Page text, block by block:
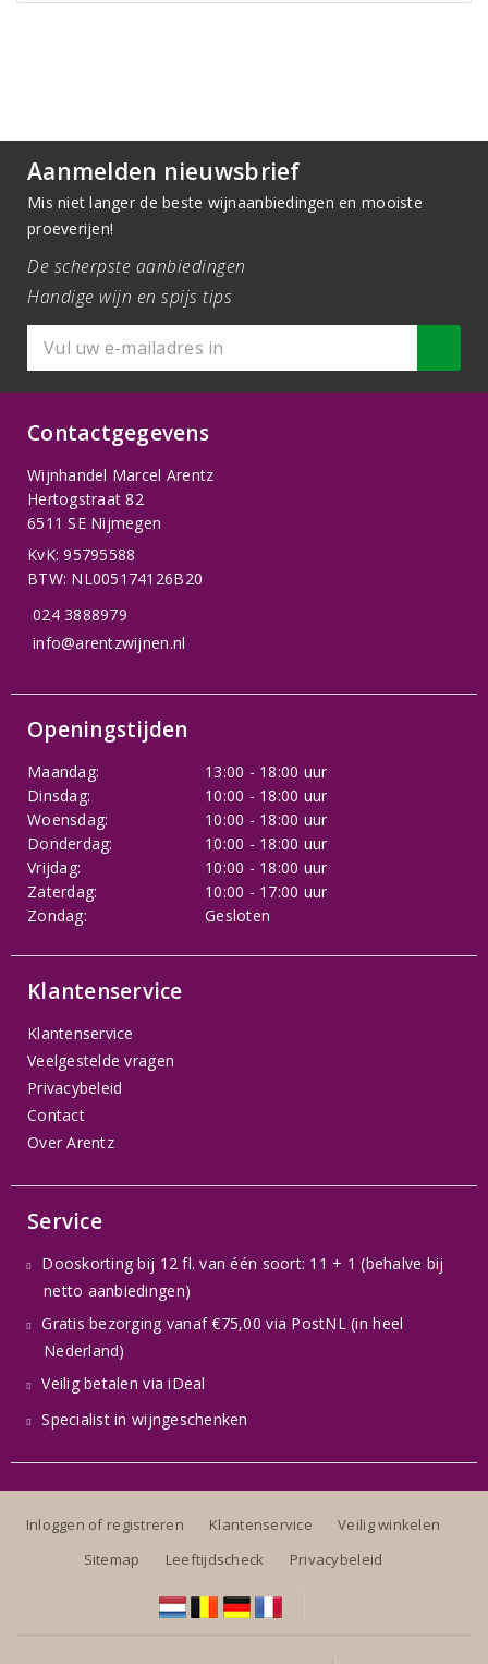
Aanmelden nieuwsbrief
Mis niet langer de beste wijnaanbiedingen en mooiste
proeverijen!
De scherpste aanbiedingen
Handige wijn en spijs tips
Contactgegevens
Wijnhandel Marcel Arentz
Hertogstraat 82
6511 SE Nijmegen
KvK: 95795588
BTW: NL005174126B20
024 3888979
info@arentzwijnen.nl
Openingstijden
Maandag:
13:00 - 18:00 uur
Dinsdag:
10:00 - 18:00 uur
Woensdag:
10:00 - 18:00 uur
Donderdag:
10:00 - 18:00 uur
Vrijdag:
10:00 - 18:00 uur
Zaterdag:
10:00 - 17:00 uur
Zondag:
Gesloten
Klantenservice
Klantenservice
Veelgestelde vragen
Privacybeleid
Contact
Over Arentz
Service
Dooskorting bij 12 fl. van één soort: 11 + 1 (behalve bij
netto aanbiedingen)
Gratis bezorging vanaf €75,00 via PostNL (in heel
Nederland)
Veilig betalen via iDeal
Specialist in wijngeschenken
Inloggen of registreren Klantenservice
Veilig winkelen
Sitemap
Leeftijdscheck Privacybeleid